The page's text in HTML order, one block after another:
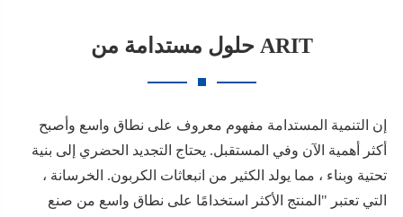
حلول مستدامة من ARIT
إن التنمية المستدامة مفهوم معروف على نطاق واسع وأصبح
أكثر أهمية الآن وفي المستقبل. يحتاج التجديد الحضري إلى بنية
تحتية وبناء ، مما يولد الكثير من انبعاثات الكربون. الخرسانة ،
التي تعتبر "المنتج الأكثر استخدامًا على نطاق واسع من صنع